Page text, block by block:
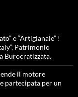
e “Artigianale” !
Patrimonio
Burocratizzata.
il motore
partecipata per un